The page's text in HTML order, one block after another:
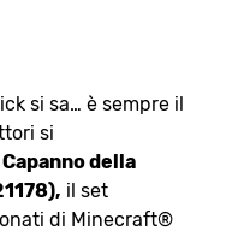
si sa… è sempre il
si
Capanno della
il set
di Minecraft®